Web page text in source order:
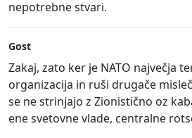
nepotrebne stvari.
Gost
Zakaj, zato ker je NATO največja
organizacija in ruši drugače
se ne strinjajo z Zionistično oz
ene svetovne vlade, centralne